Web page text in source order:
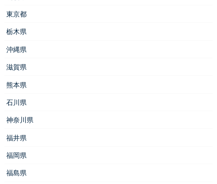
東京都
栃木県
沖縄県
滋賀県
熊本県
石川県
神奈川県
福井県
福岡県
福島県